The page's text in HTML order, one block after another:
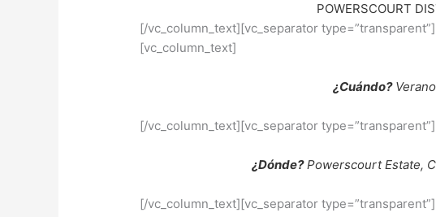
POWERSCOURT
[/vc_column_text][vc_separator
[vc_column_text]
¿Cuándo?
[/vc_column_text][vc_separator
¿Dónde?Powerscourt Estate,
[/vc_column_text][vc_separator